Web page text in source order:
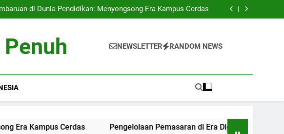
Akreditasi Universitas
di Dunia Pendidikan: Menyongsong Era Kampus Cerdas
Pemasaran di Era Digital: Tantangan dan Peluang di Perguruan
Akreditasi Universitas
di Dunia Pendidikan: Menyongsong Era Kampus Cerdas
Pemasaran di Era Digital: Tantangan dan Peluang di Perguruan
NEWSLETTER RANDOM NEWS
Cerdas Pengelolaan Pemasaran di Era Digital: Tantangan dan